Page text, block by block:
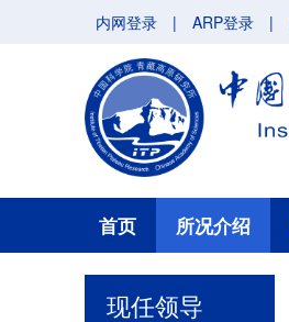
内网登录 | ARP登录 |
首页 所况介绍
现任领导